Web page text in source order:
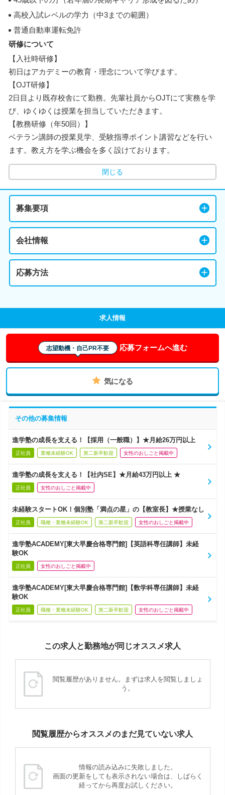
高校入試レベルの学力（中3までの範囲）
普通自動車運転免許
研修について
【入社時研修】
初日はアカデミーの教育・理念について学びます。
【OJT研修】
2日目より既存校舎にて勤務。先輩社員からOJTにて実務を学
び、ゆくゆくは授業を担当していただきます。
【教務研修（年50回）】
ベテラン講師の授業見学、受験指導ポイント講習などを行い
ます。教え方を学ぶ機会を多く設けております。
閉じる
募集要項
会社情報
応募方法
求人情報
志望動機・自己PR不要 応募フォームへ進む
気になる
その他の募集情報
進学塾の成長を支える！【採用（一般職）】★月給26万円以上
正社員 業種未経験OK 第二新卒歓迎 女性のおしごと掲載中
進学塾の成長を支える！【社内SE】★月給43万円以上 ★
正社員 女性のおしごと掲載中
未経験スタートOK！個別塾「満点の星」の【教室長】★授業なし
正社員 職種・業種未経験OK 第二新卒歓迎 女性のおしごと掲載中
進学塾ACADEMY[東大早慶合格専門館]【英語科専任講師】未経
験OK
正社員 女性のおしごと掲載中
進学塾ACADEMY[東大早慶合格専門館]【数学科専任講師】未経
験OK
正社員 職種・業種未経験OK 第二新卒歓迎 女性のおしごと掲載中
この求人と勤務地が同じオススメ求人
閲覧履歴がありません。まずは求人を閲覧しましょ
う。
閲覧履歴からオススメのまだ見ていない求人
情報の読み込みに失敗しました。
画面の更新をしても表示されない場合は、しばらく
経ってから再度お試しください。